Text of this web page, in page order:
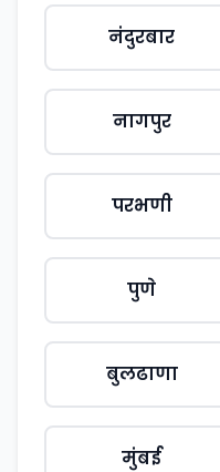
नंदुरबार
नागपुर
परभणी
पुणे
बुलढाणा
मुंबई